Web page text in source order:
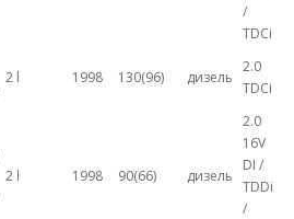
/
TDCi
2 l 1998 130(96) дизель
2.0
TDCi
2 l 1998 90(66) дизель
2.0
16V
DI /
TDDi
/